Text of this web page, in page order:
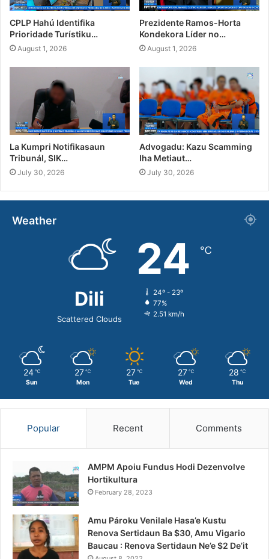
CPLP Hahú Identifika
Prioridade Turístiku…
August 1, 2026
Prezidente Ramos-Horta
Kondekora Líder no…
August 1, 2026
La Kumpri Notifikasaun
Tribunál, SIK…
July 30, 2026
Advogadu: Kazu Scamming
Iha Metiaut…
July 30, 2026
Weather
Dili
Scattered Clouds
24 ℃
24º - 23º
77%
2.51 km/h
24 ℃
Sun
27 ℃
Mon
27 ℃
Tue
27 ℃
Wed
28 ℃
Thu
Popular Recent Comments
AMPM Apoiu Fundus Hodi Dezenvolve
Hortikultura
February 28, 2023
Amu Pároku Venilale Hasa’e Kustu
Renova Sertidaun Ba $30, Amu Vigario
Baucau : Renova Sertidaun Ne’e $2 De’it